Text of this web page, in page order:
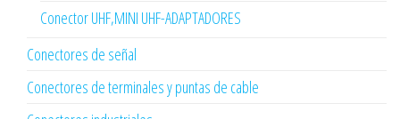
Conector UHF,MINI UHF-ADAPTADORES
Conectores de señal
Conectores de terminales y puntas de cable